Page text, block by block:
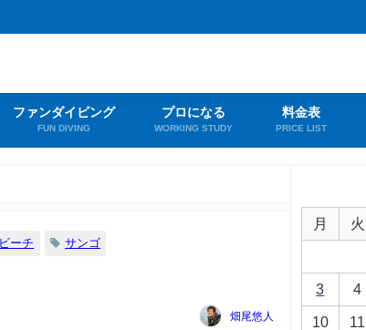
ファンダイビング
FUN DIVING
プロになる
WORKING STUDY
料金表
PRICE LIST
ビーチ サンゴ
畑尾悠人
月 火
3 4
10 11